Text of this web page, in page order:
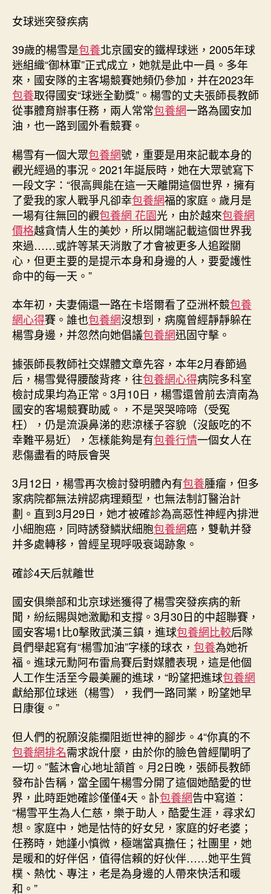
心
寶
物
查
包
養
看
臺
座
被
永
遠
封
存〉
女球迷突發疾病
39歲的楊雪是包養北京國安的鐵桿球迷，2005年球
迷組織“御林軍”正式成立，她就是此中一員。多年
來，國安隊的主客場競賽她頻仍參加，并在2023年
包養取得國安“球迷全勤獎”。楊雪的丈夫張師長教師
從事體育辦事任務，兩人常常包養網一路為國安加
油，也一路到國外看競賽。
楊雪有一個大眾包養網號，重要是用來記載本身的
觀光經過的事況。2021年誕辰時，她在大眾號寫下
一段文字：“很高興能在這一天離開這個世界，擁有
了愛我的家人戰爭凡卻幸包養網福的家庭。歲月是
一場有往無回的觀包養網 花園光，由於越來包養網
價格越貪情人生的美妙，所以開端記載這個世界我
來過……或許等某天消散了才會被更多人追蹤關
心，但更主要的是提示本身和身邊的人，要愛護性
命中的每一天。”
本年初，夫妻倆還一路在卡塔爾看了亞洲杯競包養
網心得賽。誰也包養網沒想到，病魔曾經靜靜躲在
楊雪身邊，并忽然向她倡議包養網迅固守擊。
據張師長教師社交媒體文章先容，本年2月春節過
后，楊雪覺得腰酸背疼，往包養網心得病院多科室
檢討成果均為正常。3月10日，楊雪還曾前去濟南為
國安的客場競賽助威。，不是哭哭啼啼（受冤
枉），仍是流淚鼻涕的悲涼樣子容貌（沒飯吃的不
幸難平易近），怎樣能夠是有包養行情一個女人在
悲傷盡看的時辰會哭
3月12日，楊雪再次檢討發明體內有包養腫瘤，但多
家病院都無法辨認病理類型，也無法制訂醫治計
劃。直到3月29日，她才被確診為高惡性神經內排泄
小細胞癌，同時誘發鱗狀細胞包養網癌，雙軌并發
并多處轉移，曾經呈現呼吸衰竭跡象。
確診4天后就離世
國安俱樂部和北京球迷獲得了楊雪突發疾病的新
聞，紛紜賜與她激勵和支撐。3月30日的中超聯賽，
國安客場1比0擊敗武漢三鎮，進球包養網比較后隊
員們舉起寫有“楊雪加油”字樣的球衣， 包養為她祈
福。進球元勳阿布雷烏賽后對媒體表現，這是他個
人工作生活至今最美麗的進球，“盼望把進球包養網
獻給那位球迷（楊雪），我們一路同業，盼望她早
日康復。”
但人們的祝願沒能攔阻逝世神的腳步。4“你真的不
包養網排名需求說什麼，由於你的臉色曾經闡明了
一切。”藍沐會心地址頷首。月2日晚，張師長教師
發布訃告稱，當全國午楊雪分開了這個她酷愛的世
界，此時距她確診僅僅4天。訃包養網告中寫道：
“楊雪平生為人仁慈，樂于助人，酷愛生涯，尋求幻
想。家庭中，她是怙恃的好女兒，家庭的好老婆；
任務時，她謹小慎微，極端當真擔任；社團里，她
是暖和的好伴侶，值得信賴的好伙伴……她平生質
樸、熱忱、專注，老是為身邊的人帶來快活和暖
和。”